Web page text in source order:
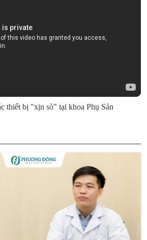
thiết bị "xịn sò" tại khoa Phụ Sản